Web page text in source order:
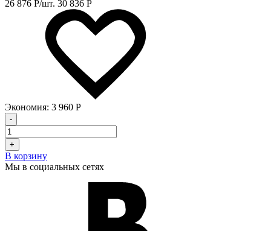
26 876 Р/шт. 30 836 Р
Экономия: 3 960 Р
-
+
В корзину
Мы в социальных сетях